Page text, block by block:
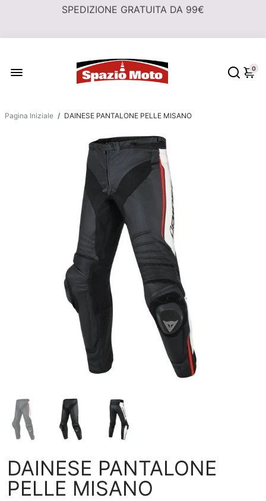
0
Pagina Iniziale / DAINESE PANTALONE PELLE MISANO
DAINESE PANTALONE
PELLE MISANO